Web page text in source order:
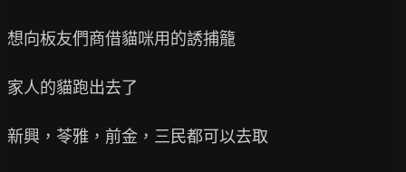
想向板友們商借貓咪用的誘捕籠
家人的貓跑出去了
新興，苓雅，前金，三民都可以去取